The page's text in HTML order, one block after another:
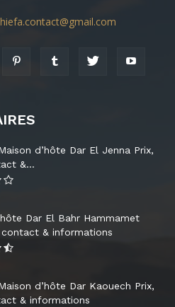
d’hôte Dar El Jenna Prix,
&...
Dar El Bahr Hammamet
contact & informations
d’hôte Dar Kaouech Prix,
& informations